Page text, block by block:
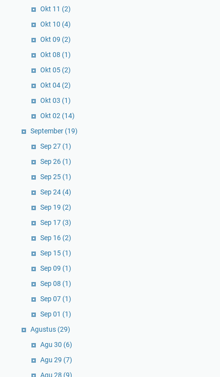
Okt 11 (2)
Okt 10 (4)
Okt 09 (2)
Okt 08 (1)
Okt 05 (2)
Okt 04 (2)
Okt 03 (1)
Okt 02 (14)
September (19)
Sep 27 (1)
Sep 26 (1)
Sep 25 (1)
Sep 24 (4)
Sep 19 (2)
Sep 17 (3)
Sep 16 (2)
Sep 15 (1)
Sep 09 (1)
Sep 08 (1)
Sep 07 (1)
Sep 01 (1)
Agustus (29)
Agu 30 (6)
Agu 29 (7)
Agu 28 (9)